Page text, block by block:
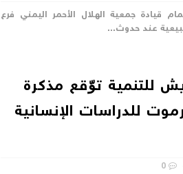
قيادة جمعية الهلال الأحمر اليمني فرع
عند حدوث...
للتنمية توّقع مذكرة
للدراسات الإنسانية
0